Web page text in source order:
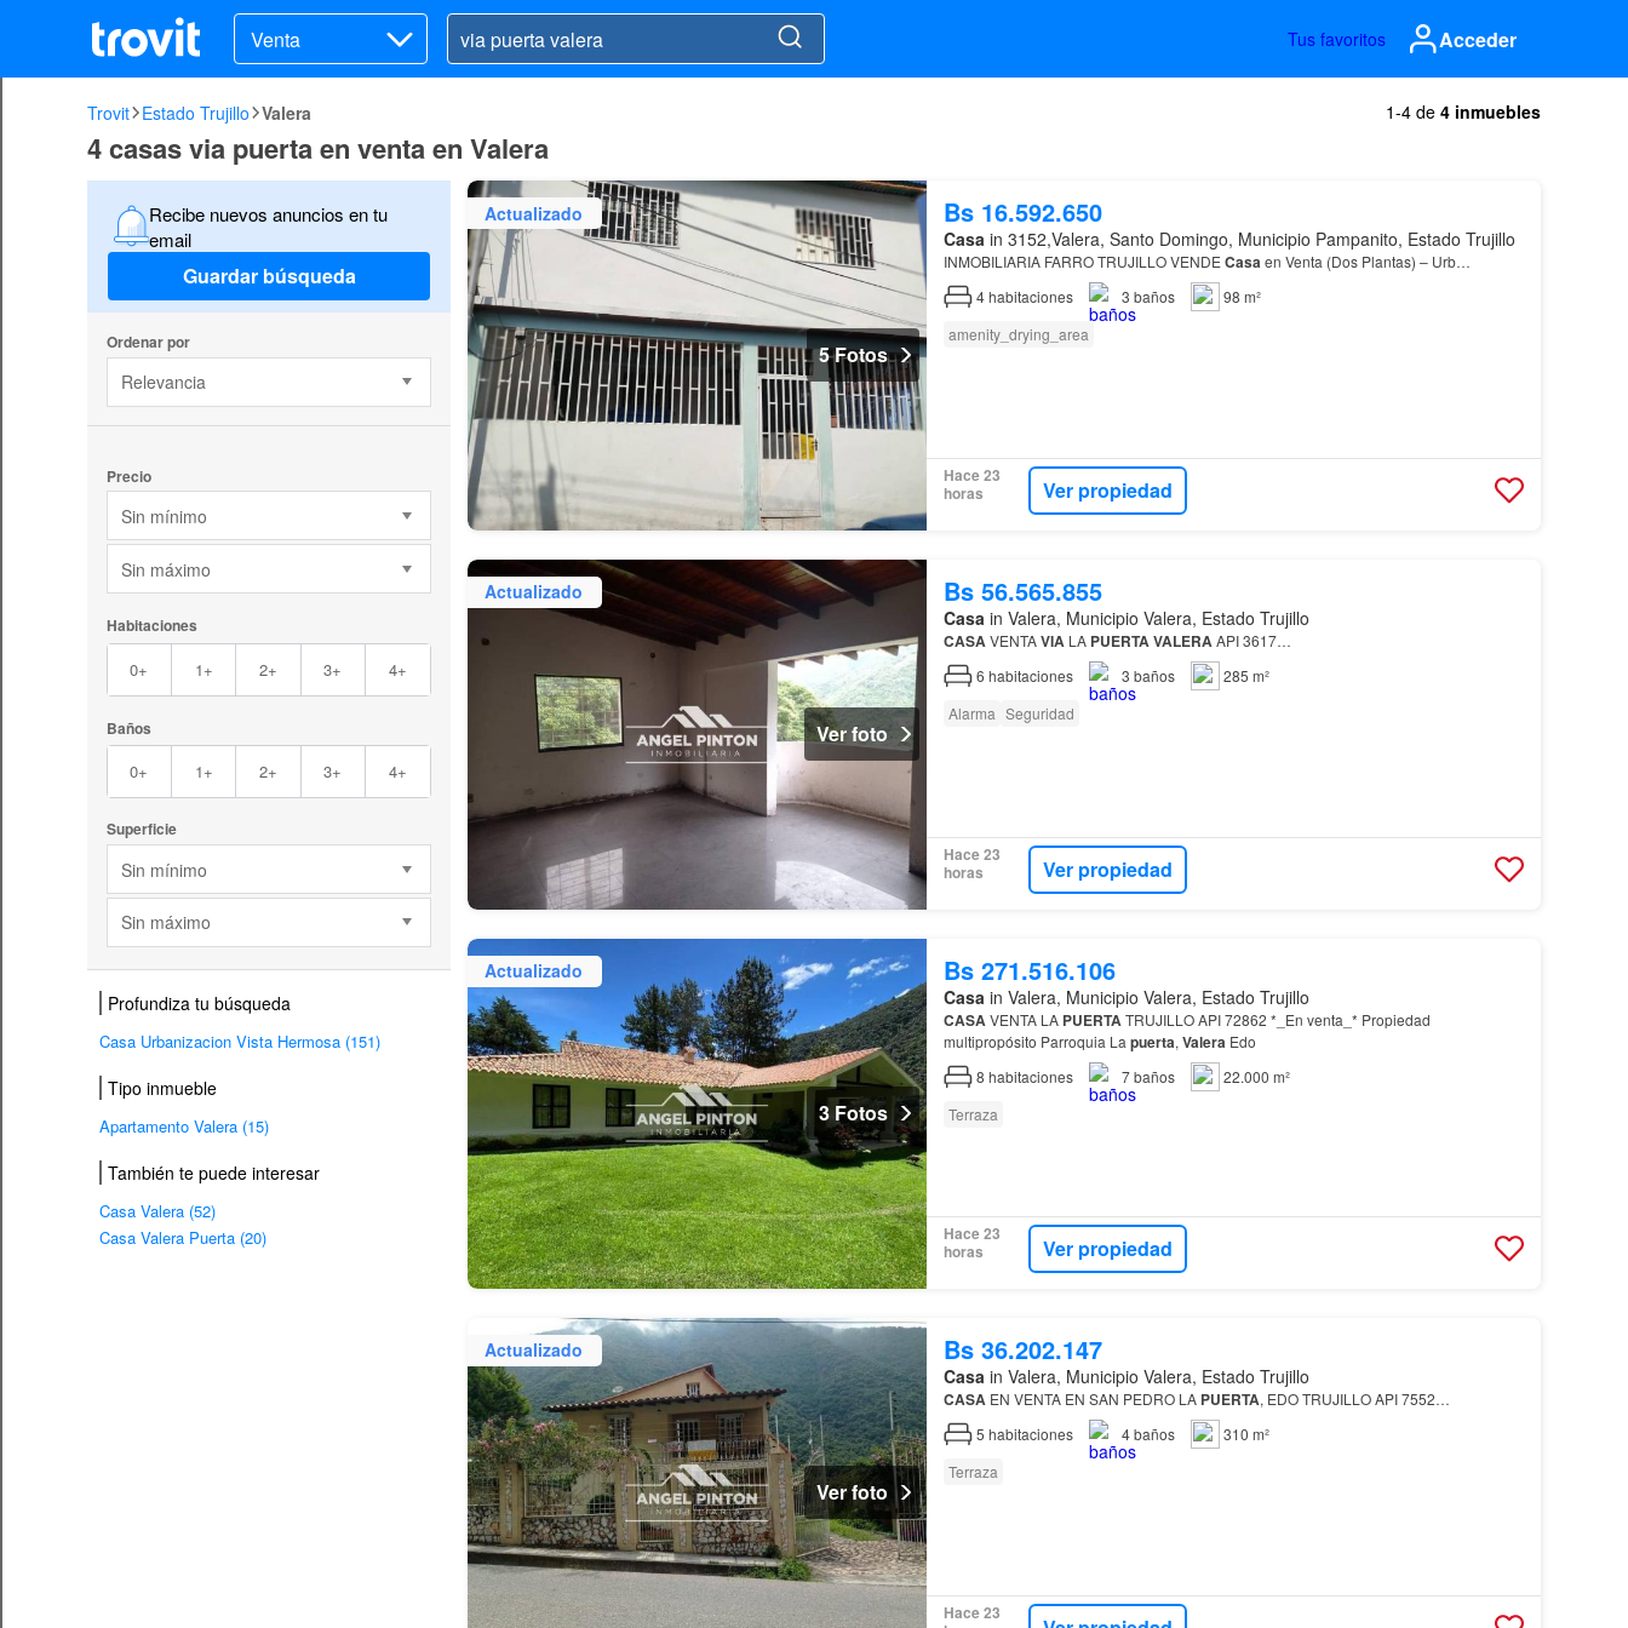
Venta Tus favoritos Acceder
Trovit Estado Trujillo Valera 1-4 de 4 inmuebles
4 casas via puerta en venta en Valera
Recibe nuevos anuncios en tu
email
Guardar búsqueda
Ordenar por
Relevancia
Precio
Sin mínimo
Sin máximo
Habitaciones
0+ 1+ 2+ 3+ 4+
Baños
0+ 1+ 2+ 3+ 4+
Superficie
Sin mínimo
Sin máximo
Profundiza tu búsqueda
Casa Urbanizacion Vista Hermosa (151)
Tipo inmueble
Apartamento Valera (15)
También te puede interesar
Casa Valera (52)
Casa Valera Puerta (20)
Actualizado
5 Fotos
Bs 16.592.650
Casain 3152,Valera, Santo Domingo, Municipio Pampanito, Estado Trujillo
INMOBILIARIA FARRO TRUJILLO VENDE Casaen Venta (Dos Plantas) – Urb…
4habitaciones 3 baños
98 m²
amenity_drying_area
Hace 23
horas
Ver propiedad
Actualizado
Ver foto
Bs 56.565.855
Casa in Valera, Municipio Valera, Estado Trujillo
CASAVENTAVIA LA PUERTAVALERAAPI 3617…
6 habitaciones 3 baños
285 m²
Alarma Seguridad
Hace 23
horas
Ver propiedad
Actualizado
3 Fotos
Bs 271.516.106
Casa in Valera, Municipio Valera, Estado Trujillo
CASAVENTA LA PUERTATRUJILLO API 72862 *_En venta_* Propiedad
multipropósito Parroquia La puerta, Valera Edo
8 habitaciones 7baños
22.000 m²
Terraza
Hace 23
horas
Ver propiedad
Actualizado
Ver foto
Bs 36.202.147
Casa in Valera, Municipio Valera, Estado Trujillo
CASA EN VENTA EN SAN PEDRO LA PUERTA, EDO TRUJILLO API 7552…
5 habitaciones 4baños
310 m²
Terraza
Hace 23